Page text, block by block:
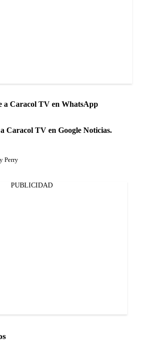
a Caracol TV en WhatsApp
Caracol TV en Google Noticias.
Perry
PUBLICIDAD